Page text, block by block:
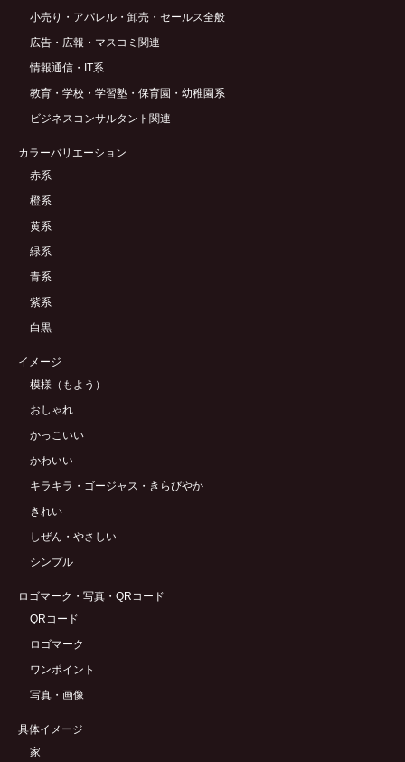
小売り・アパレル・卸売・セールス全般
広告・広報・マスコミ関連
情報通信・IT系
教育・学校・学習塾・保育園・幼稚園系
ビジネスコンサルタント関連
カラーバリエーション
赤系
橙系
黄系
緑系
青系
紫系
白黒
イメージ
模様（もよう）
おしゃれ
かっこいい
かわいい
キラキラ・ゴージャス・きらびやか
きれい
しぜん・やさしい
シンプル
ロゴマーク・写真・QRコード
QRコード
ロゴマーク
ワンポイント
写真・画像
具体イメージ
家